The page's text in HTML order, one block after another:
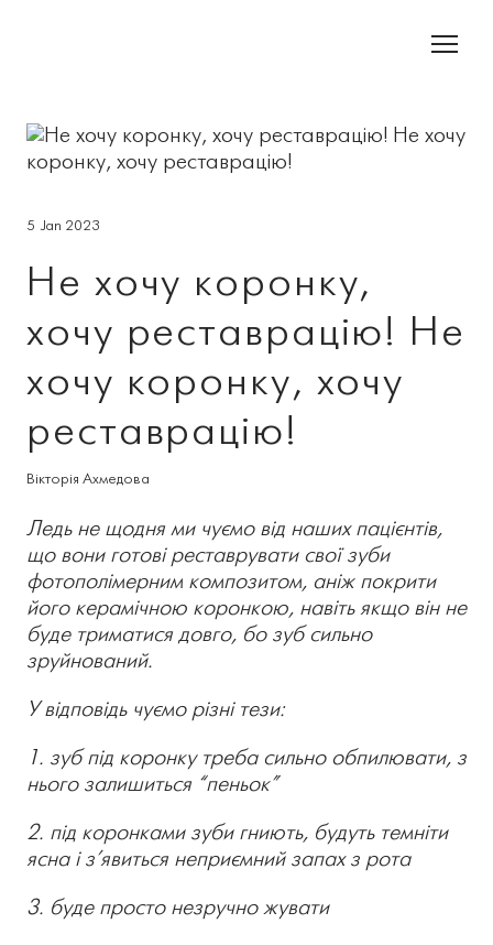
5 Jan 2023
Не хочу коронку,
хочу реставрацію! Не
хочу коронку, хочу
реставрацію!
Вікторія Ахмедова
Ледь не щодня ми чуємо від наших пацієнтів,
що вони готові реставрувати свої зуби
фотополімерним композитом, аніж покрити
його керамічною коронкою, навіть якщо він не
буде триматися довго, бо зуб сильно
зруйнований.
У відповідь чуємо різні тези:
1. зуб під коронку треба сильно обпилювати, з
нього залишиться “пеньок”
2. під коронками зуби гниють, будуть темніти
ясна і з’явиться неприємний запах з рота
3. буде просто незручно жувати